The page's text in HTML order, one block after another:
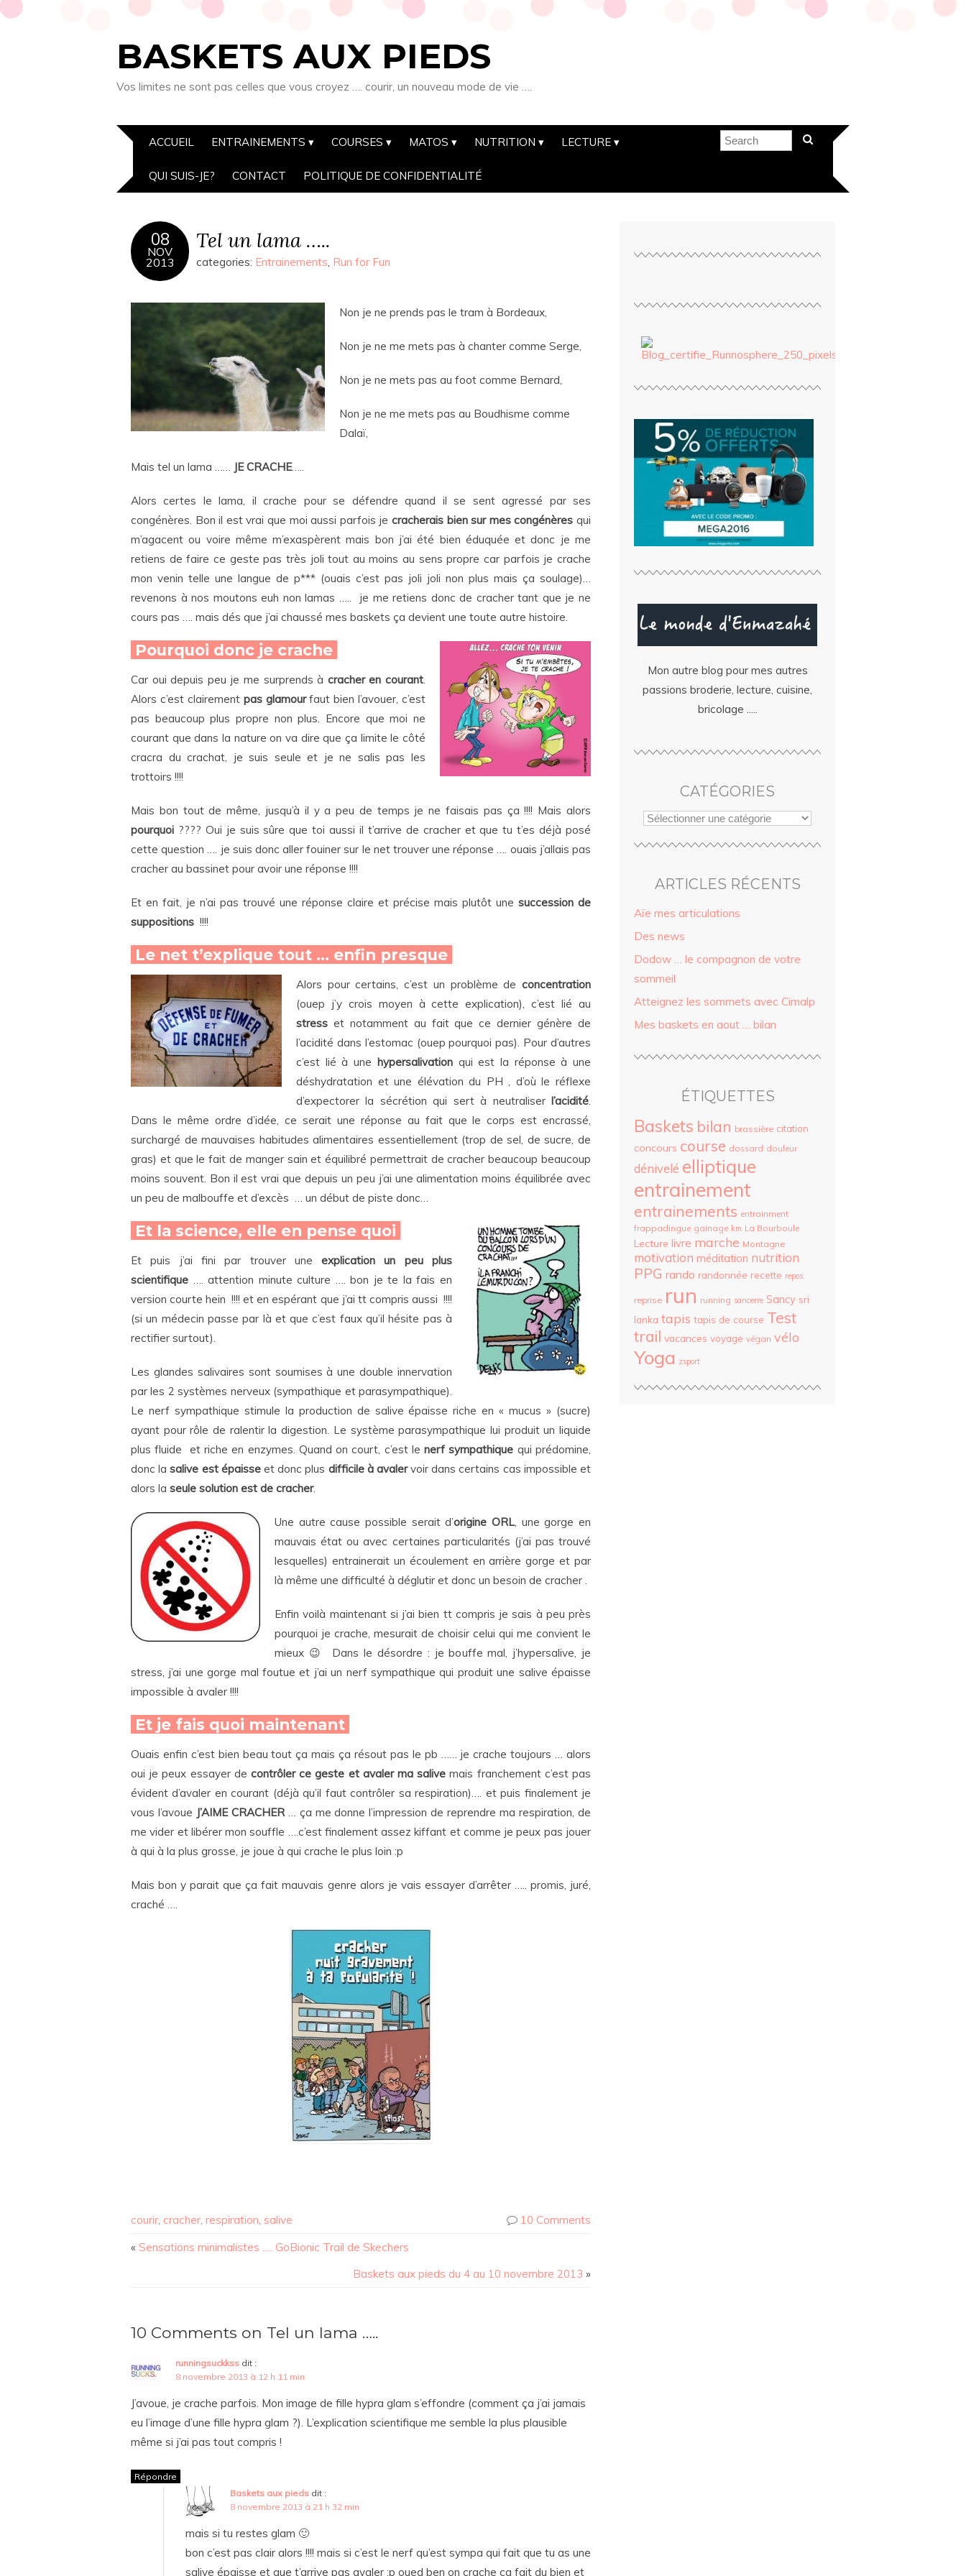
BASKETS AUX PIEDS
Vos limites ne sont pas celles que vous croyez …. courir, un nouveau mode de vie ….
ACCUEIL ENTRAINEMENTS COURSES MATOS NUTRITION LECTURE
QUI SUIS-JE? CONTACT POLITIQUE DE CONFIDENTIALITÉ
08
NOV
2013
Tel un lama …..
categories: Entrainements, Run for Fun
Non je ne prends pas le tram à Bordeaux,
Non je ne me mets pas à chanter comme Serge,
Non je ne mets pas au foot comme Bernard,
Non je ne me mets pas au Boudhisme comme
Dalaï,
Mais tel un lama …… JE CRACHE…..
Alors certes le lama, il crache pour se défendre quand il se sent agressé par ses
congénères. Bon il est vrai que moi aussi parfois je cracherais bien sur mes congénères qui
m’agacent ou voire même m’exaspèrent mais bon j’ai été bien éduquée et donc je me
retiens de faire ce geste pas très joli tout au moins au sens propre car parfois je crache
mon venin telle une langue de p*** (ouais c’est pas joli joli non plus mais ça soulage)…
revenons à nos moutons euh non lamas ….. je me retiens donc de cracher tant que je ne
cours pas …. mais dés que j’ai chaussé mes baskets ça devient une toute autre histoire.
Pourquoi donc je crache
Car oui depuis peu je me surprends à cracher en courant.
Alors c’est clairement pas glamourfaut bien l’avouer, c’est
pas beaucoup plus propre non plus. Encore que moi ne
courant que dans la nature on va dire que ça limite le côté
cracra du crachat, je suis seule et je ne salis pas les
trottoirs !!!!
Mais bon tout de même, jusqu’à il y a peu de temps je ne faisais pas ça !!!! Mais alors
pourquoi ???? Oui je suis sûre que toi aussi il t’arrive de cracher et que tu t’es déjà posé
cette question …. je suis donc aller fouiner sur le net trouver une réponse …. ouais j’allais pas
cracher au bassinet pour avoir une réponse !!!!
Et en fait, je n’ai pas trouvé une réponse claire et précise mais plutôt une succession de
suppositions !!!!
Le net t’explique tout … enfin presque
Alors pour certains, c’est un problème de concentration
(ouep j’y crois moyen à cette explication), c’est lié au
stress et notamment au fait que ce dernier génère de
l’acidité dans l’estomac (ouep pourquoi pas). Pour d’autres
c’est lié à une hypersalivationqui est la réponse à une
déshydratation et une élévation du PH , d’où le réflexe
d’expectorer la sécrétion qui sert à neutraliser l’acidité.
Dans le même ordre d’idée, ce serait une réponse au fait que le corps est encrassé,
surchargé de mauvaises habitudes alimentaires essentiellement (trop de sel, de sucre, de
gras) et que le fait de manger sain et équilibré permettrait de cracher beaucoup beaucoup
moins souvent. Bon il est vrai que depuis un peu j’ai une alimentation moins équilibrée avec
un peu de malbouffe et d’excès … un début de piste donc…
Et la science, elle en pense quoi
Et puis j’ai fini par trouver uneexplication un peu plus
scientifique …. attention minute culture …. bon je te la fais en
version courte hein !!!! et en espérant que j’ai tt compris aussi !!!!
(si un médecin passe par là et que c’est faux qu’il hésite pas à
rectifier surtout).
Les glandes salivaires sont soumises à une double innervation
par les 2 systèmes nerveux (sympathique et parasympathique).
Le nerf sympathique stimule la production de salive épaisse riche en « mucus » (sucre)
ayant pour rôle de ralentir la digestion. Le système parasympathique lui produit un liquide
plus fluide et riche en enzymes. Quand on court, c’est lenerf sympathique qui prédomine,
donc lasalive est épaisseet donc plus difficile à avalervoir dans certains cas impossible et
alors la seule solution est de cracher.
Une autre cause possible serait d’origine ORL, une gorge en
mauvais état ou avec certaines particularités (j’ai pas trouvé
lesquelles) entrainerait un écoulement en arrière gorge et par
là même une difficulté à déglutir et donc un besoin de cracher .
Enfin voilà maintenant si j’ai bien tt compris je sais à peu près
pourquoi je crache, mesurait de choisir celui qui me convient le
mieux 😉 Dans le désordre : je bouffe mal, j’hypersalive, je
stress, j’ai une gorge mal foutue et j’ai un nerf sympathique qui produit une salive épaisse
impossible à avaler !!!!
Et je fais quoi maintenant
Ouais enfin c’est bien beau tout ça mais ça résout pas le pb …… je crache toujours … alors
oui je peux essayer de contrôler ce geste et avaler ma salive mais franchement c’est pas
évident d’avaler en courant (déjà qu’il faut contrôler sa respiration)…. et puis finalement je
vous l’avoue J’AIME CRACHER… ça me donne l’impression de reprendre ma respiration, de
me vider et libérer mon souffle ….c’est finalement assez kiffant et comme je peux pas jouer
à qui à la plus grosse, je joue à qui crache le plus loin :p
Mais bon y parait que ça fait mauvais genre alors je vais essayer d’arrêter ….. promis, juré,
craché ….
courir, cracher, respiration, salive
10 Comments
« Sensations minimalistes …. GoBionic Trail de Skechers
Baskets aux pieds du 4 au 10 novembre 2013 »
10 Comments on Tel un lama …..
runningsuckkss dit :
8 novembre 2013 à 12 h 11 min
J’avoue, je crache parfois. Mon image de fille hypra glam s’effondre (comment ça j’ai jamais
eu l’image d’une fille hypra glam ?). L’explication scientifique me semble la plus plausible
même si j’ai pas tout compris !
Répondre
Baskets aux pieds dit :
8 novembre 2013 à 21 h 32 min
mais si tu restes glam 🙂
bon c’est pas clair alors !!!! mais si c’est le nerf qu’est sympa qui fait que tu as une
salive épaisse et que t’arrive pas avaler :p oued ben on crache ça fait du bien et
Mon autre blog pour mes autres
passions broderie, lecture, cuisine,
bricolage .....
CATÉGORIES
ARTICLES RÉCENTS
Aïe mes articulations
Des news
Dodow … le compagnon de votre
sommeil
Atteignez les sommets avec Cimalp
Mes baskets en aout … bilan
ÉTIQUETTES
Baskets bilan brassière citation
concours course dossard douleur
dénivelé elliptique
entrainement
entrainements entrainment
frappadingue gainage km La Bourboule
Lecture livre marche Montagne
motivation méditation nutrition
PPG rando randonnée recette repos
reprise run running sancerre Sancy sri
lanka tapis tapis de course Test
trail vacances voyage végan vélo
Yoga zsport